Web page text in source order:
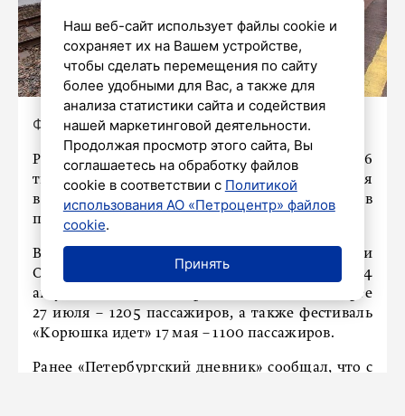
Фото:https://t.me/ozdrzd
Ретропоезд «Лахта» перевез в этом году 8,6
тысячи пассажиров на различные мероприятия
в Петербурге и Ленобласти, сообщили сегодня в
пресс-службе Октябрьской железной дороги.
В тройку самых популярных маршрутов вошли
Ораниенбаумский морской фестиваль 24
августа – 1498 пассажиров, День ВМФ в Выборге
27 июля – 1205 пассажиров, а также фестиваль
«Корюшка идет» 17 мая – 1100 пассажиров.
Ранее «Петербургский дневник»сообщал, что с
Наш веб-сайт использует файлы cookie и
сохраняет их на Вашем устройстве,
чтобы сделать перемещения по сайту
более удобными для Вас, а также для
анализа статистики сайта и содействия
нашей маркетинговой деятельности.
Продолжая просмотр этого сайта, Вы
соглашаетесь на обработку файлов
cookie в соответствии с Политикой
использования АО «Петроцентр» файлов
cookie.
Принять